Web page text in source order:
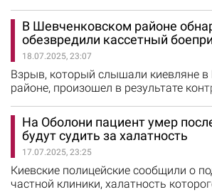
летняя жена и до настоящего
На розыск пропавшей привлечены и
подразделения полиции Киевщины, в
личный состав Обуховского
полиции. На рост пропавшая
В Шевченковском районе
обезвредили кассетный
18.07.2025, 23:07
Взрыв, который слышали киевляне
районе, произошел в результате
столичной полиции. Сегодня
коммунального предприятия при
дома, поврежденного в результате
воздушной атаки на столицу 17
лифтовой шахте взрывоопасный
На Оболони пациент умер
будут судить за халатность
17.07.2025, 23:25
Киевские полицейские сообщили о
частной клиники, халатность